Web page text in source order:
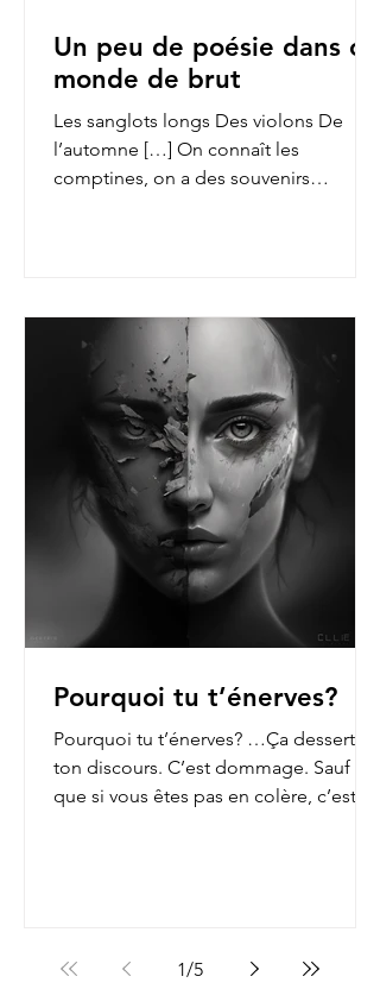
Un peu de poésie dans ce
monde de brut
Les sanglots longs Des violons De
l’automne […] On connaît les
comptines, on a des souvenirs
Pourquoi tu t’énerves?
Pourquoi tu t’énerves? …Ça dessert
ton discours. C’est dommage. Sauf
que si vous êtes pas en colère, c’est
1/5